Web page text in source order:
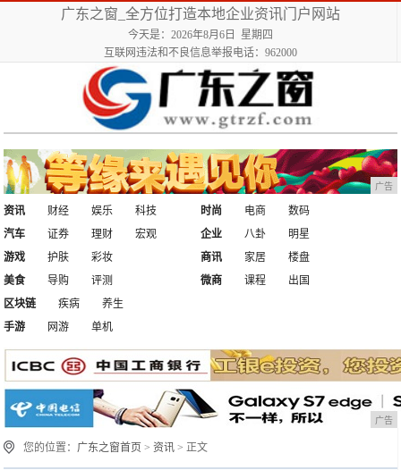
广东之窗_全方位打造本地企业资讯门户网站
今天是：2026年8月6日 星期四
互联网违法和不良信息举报电话：962000
广告
资讯 财经 娱乐
科技
汽车
证券 理财 宏观
时尚 电商
数码
企业
八卦
明星
游戏
护肤
彩妆
美食
导购 评测
商讯 家居
楼盘
微商
课程
出国
区块链
疾病
养生
手游
网游 单机
广告
您的位置： 广东之窗首页 >资讯 > 正文